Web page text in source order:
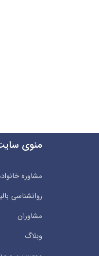
منوی
مشاوره
روانشناسی
مشاوران
وبلاگ